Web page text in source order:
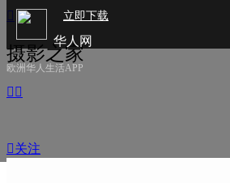
立即下载
华人网
欧洲华人生活APP
摄影之家
 
 关注